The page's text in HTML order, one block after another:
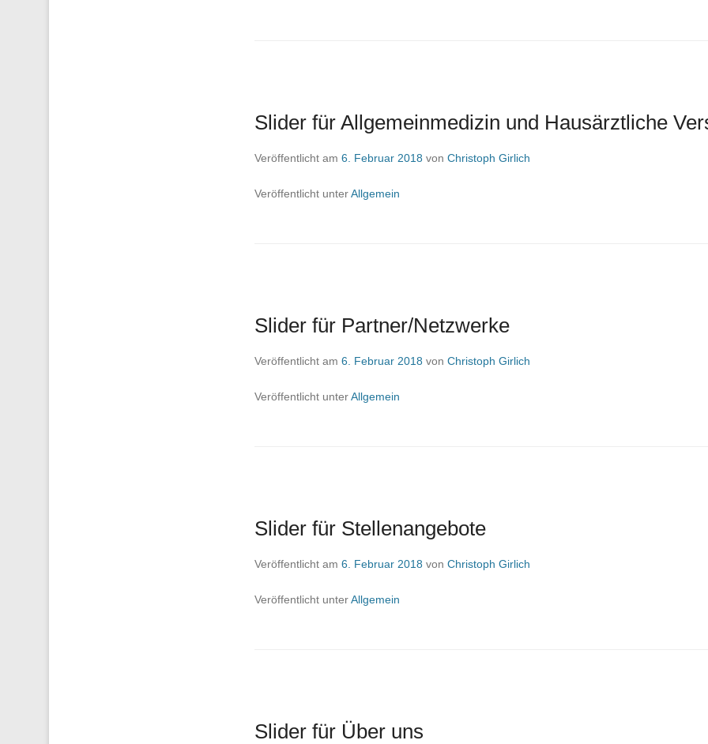
Slider für Allgemeinmedizin und Hausärztliche
Veröffentlicht am 6. Februar 2018 von Christoph Girlich
Veröffentlicht unterAllgemein
Slider für Partner/Netzwerke
Veröffentlicht am 6. Februar 2018 von Christoph Girlich
Veröffentlicht unterAllgemein
Slider für Stellenangebote
Veröffentlicht am 6. Februar 2018 von Christoph Girlich
Veröffentlicht unterAllgemein
Slider für Über uns